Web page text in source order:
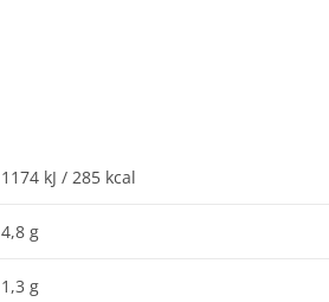
1174 kJ / 285 kcal
4,8 g
1,3 g